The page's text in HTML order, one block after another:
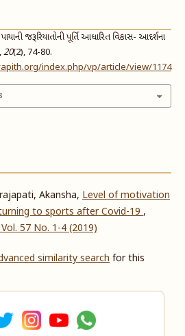
જરૂરિયાતોની પૂર્તિ આધારિત વિકાસ- આદર્શના
20(2), 74-80.
index.php/vp/article/view/1174
Akansha, Level of motivation
to sports after Covid-19 ,
Vol. 57 No. 1-4 (2019)
similarity search for this